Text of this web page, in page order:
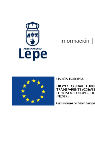
Información |